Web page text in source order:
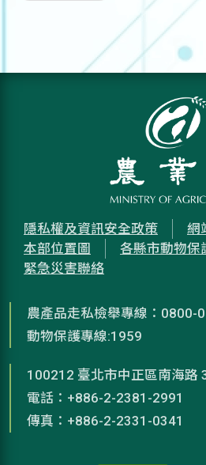
隱私權及資訊安全政策
網
本部位置圖
各縣市動物保
緊急災害聯絡
農產品走私檢舉專線：0800-
動物保護專線:1959
100212 臺北市中正區南海路
電話：+886-2-2381-2991
傳真：+886-2-2331-0341